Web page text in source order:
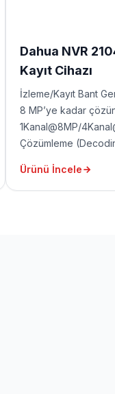
Dahua NVR
Kayıt Cihazı
İzleme/Kayıt Bant
8 MP’ye kadar
1Kanal@8MP/
Çözümleme
port(10/100Mbps)
Ürünü İncele